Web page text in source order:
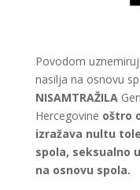
Povodom
nasilja na osnovu
NISAMTRAŽILA
Hercegovine oštro
izražava nultu
spola, seksualno
na osnovu spola.